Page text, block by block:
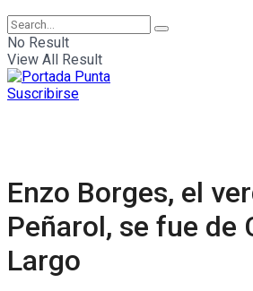
No Result
View All Result
Suscribirse
Enzo Borges, el
Peñarol, se fue de
Largo